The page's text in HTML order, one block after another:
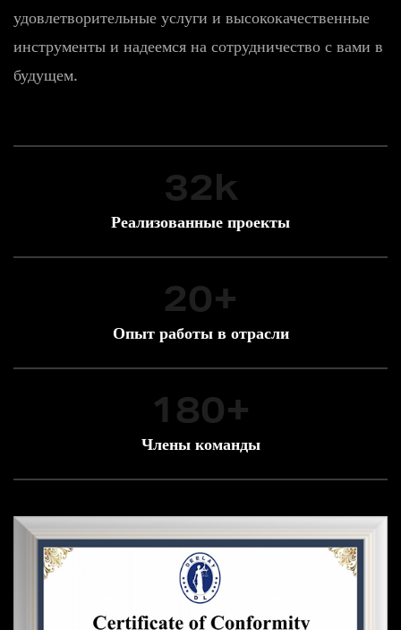
удовлетворительные услуги и высококачественные
инструменты и надеемся на сотрудничество с вами в
будущем.
32k
Реализованные проекты
20+
Опыт работы в отрасли
180+
Члены команды